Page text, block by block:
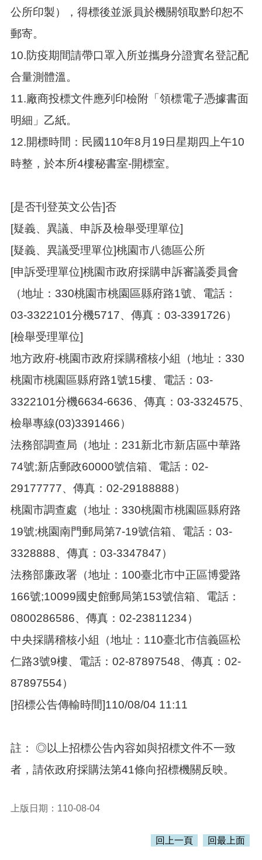
公所印製），得標後並派員於機關領取黔印恕不
郵寄。
10.防疫期間請帶口罩入所並攜身分證實名登記配
合量測體溫。
11.廠商投標文件應列印檢附「領標電子憑據書面
明細」乙紙。
12.開標時間：民國110年8月19日星期四上午10
時整，於本所4樓秘書室-開標室。
[是否刊登英文公告]否
[疑義、異議、申訴及檢舉受理單位]
[疑義、異議受理單位]桃園市八德區公所
[申訴受理單位]桃園市政府採購申訴審議委員會
（地址：330桃園市桃園區縣府路1號、電話：
03-3322101分機5717、傳真：03-3391726）
[檢舉受理單位]
地方政府-桃園市政府採購稽核小組（地址：330
桃園市桃園區縣府路1號15樓、電話：03-
3322101分機6634-6636、傳真：03-3324575、
檢舉專線(03)3391466）
法務部調查局（地址：231新北市新店區中華路
74號;新店郵政60000號信箱、電話：02-
29177777、傳真：02-29188888）
桃園市調查處（地址：330桃園市桃園區縣府路
19號;桃園南門郵局第7-19號信箱、電話：03-
3328888、傳真：03-3347847）
法務部廉政署（地址：100臺北市中正區博愛路
166號;10099國史館郵局第153號信箱、電話：
0800286586、傳真：02-23811234）
中央採購稽核小組（地址：110臺北市信義區松
仁路3號9樓、電話：02-87897548、傳真：02-
87897554）
[招標公告傳輸時間]110/08/04 11:11
註： ◎以上招標公告內容如與招標文件不一致
者，請依政府採購法第41條向招標機關反映。
上版日期：110-08-04
回上一頁 回最上面